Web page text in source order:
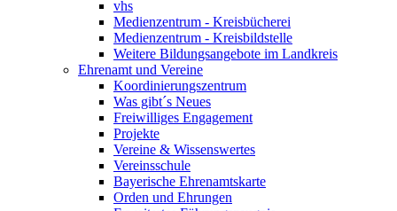
vhs
Medienzentrum - Kreisbücherei
Medienzentrum - Kreisbildstelle
Weitere Bildungsangebote im Landkreis
Ehrenamt und Vereine
Koordinierungszentrum
Was gibt´s Neues
Freiwilliges Engagement
Projekte
Vereine & Wissenswertes
Vereinsschule
Bayerische Ehrenamtskarte
Orden und Ehrungen